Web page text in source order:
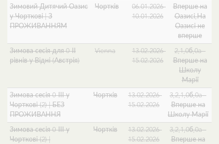
Зимовий Дитячий Оазис
у Чорткові | З
ПРОЖИВАННЯМ
Чортків
06.01.2026-
10.01.2026
Вперше на
Оазисі,На
Оазисі не
вперше
Зимова сесія для 0-ІІ
рівнів у Відні (Австрія)
Vienna
13.02.2026-
15.02.2026
2,1,0б,0a -
Вперше на
Школу
Марії
Зимова сесія 0-ІІІ у
Чорткові (2) | БЕЗ
ПРОЖИВАННЯ
Чортків
13.02.2026-
15.02.2026
3,2,1,0б,0a -
Вперше на
Школу Марії
Зимова сесія 0-ІІІ у
Чорткові (2) |
Чортків
13.02.2026-
15.02.2026
3,2,1,0б,0a -
Вперше на